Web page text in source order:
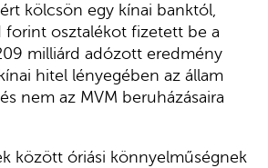
kölcsön egy kínai banktól,
forint osztalékot fizetett be a
milliárd adózott eredmény
hitel lényegében az állam
nem az MVM beruházásaira
között óriási könnyelműségnek